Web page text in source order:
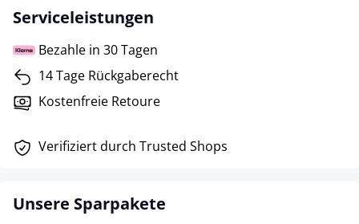
Serviceleistungen
Bezahle in 30 Tagen
14 Tage Rückgaberecht
Kostenfreie Retoure
Verifiziert durch Trusted Shops
Unsere Sparpakete